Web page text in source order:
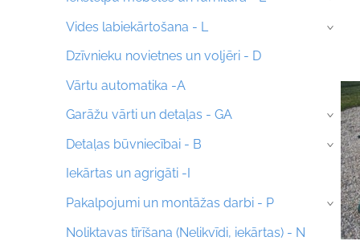
Vides labiekārtošana - L ›
Dzīvnieku novietnes un voljēri - D
Vārtu automatika -A
Garāžu vārti un detaļas - GA
›
Detaļas būvniecībai - B ›
Iekārtas un agrigāti -I
Pakalpojumi un montāžas darbi - P
›
Noliktavas tīrīšana (Nelikvīdi, iekārtas) - N